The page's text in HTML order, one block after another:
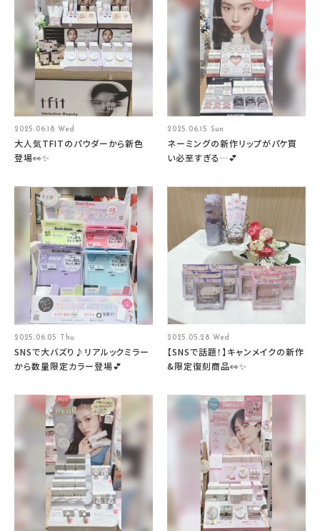
2025.06.18 Wed
大人気TFITのパウダーから新色
登場👀✨
2025.06.15 Sun
ネーミングの新作リップがパケ買
い必至すぎる…💕
2025.06.05 Thu
SNSで大バズり♪リアルックミラー
から数量限定カラー登場💕
2025.05.28 Wed
【SNSで話題！】キャンメイクの新作
&限定復刻商品👀✨